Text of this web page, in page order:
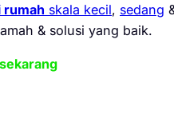
rumah skala kecil, sedang
& solusi yang baik.